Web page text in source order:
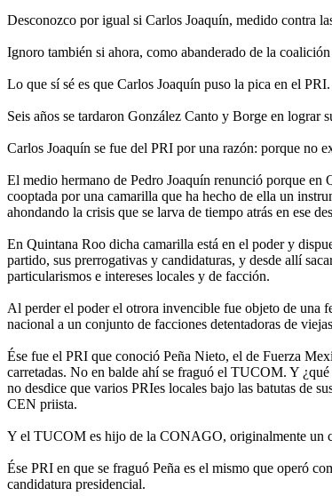
Desconozco por igual si Carlos Joaquín, medido contra
Ignoro también si ahora, como abanderado de la
Lo que sí sé es que Carlos Joaquín puso la pica en el PRI.
Seis años se tardaron González Canto y Borge en lograr
Carlos Joaquín se fue del PRI por una razón: porque no
El medio hermano de Pedro Joaquín renunció porque en
cooptada por una camarilla que ha hecho de ella un
ahondando la crisis que se larva de tiempo atrás en ese
En Quintana Roo dicha camarilla está en el poder y
partido, sus prerrogativas y candidaturas, y desde allí
particularismos e intereses locales y de facción.
Al perder el poder el otrora invencible fue objeto de una
nacional a un conjunto de facciones detentadoras de
Ése fue el PRI que conoció Peña Nieto, el de Fuerza
carretadas. No en balde ahí se fraguó el TUCOM. Y
no desdice que varios PRIes locales bajo las batutas de
CEN priista.
Y el TUCOM es hijo de la CONAGO, originalmente un
Ése PRI en que se fraguó Peña es el mismo que operó
candidatura presidencial.